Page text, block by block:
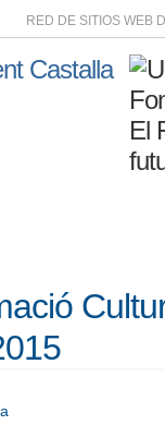
RED DE SITIOS WEB